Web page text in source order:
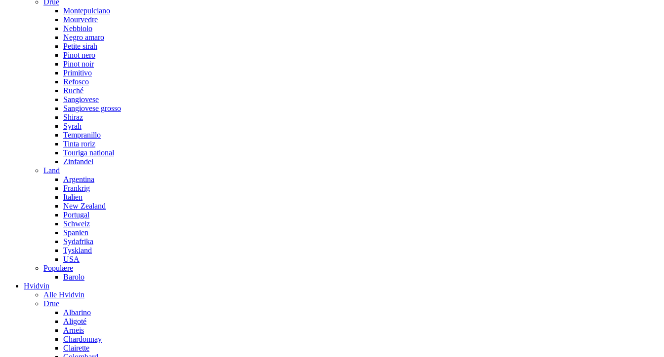
Montepulciano
Mourvedre
Nebbiolo
Negro amaro
Petite sirah
Pinot nero
Pinot noir
Primitivo
Refosco
Ruché
Sangiovese
Sangiovese grosso
Shiraz
Syrah
Tempranillo
Tinta roriz
Touriga national
Zinfandel
Land
Argentina
Frankrig
Italien
New Zealand
Portugal
Schweiz
Spanien
Sydafrika
Tyskland
USA
Populære
Barolo
Hvidvin
Alle Hvidvin
Drue
Albarino
Aligoté
Arneis
Chardonnay
Clairette